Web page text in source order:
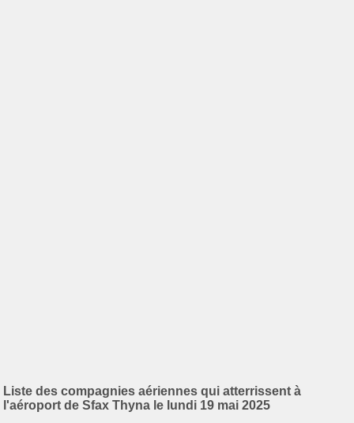
Liste des compagnies aériennes qui atterrissent à
l'aéroport de Sfax Thyna le lundi 19 mai 2025